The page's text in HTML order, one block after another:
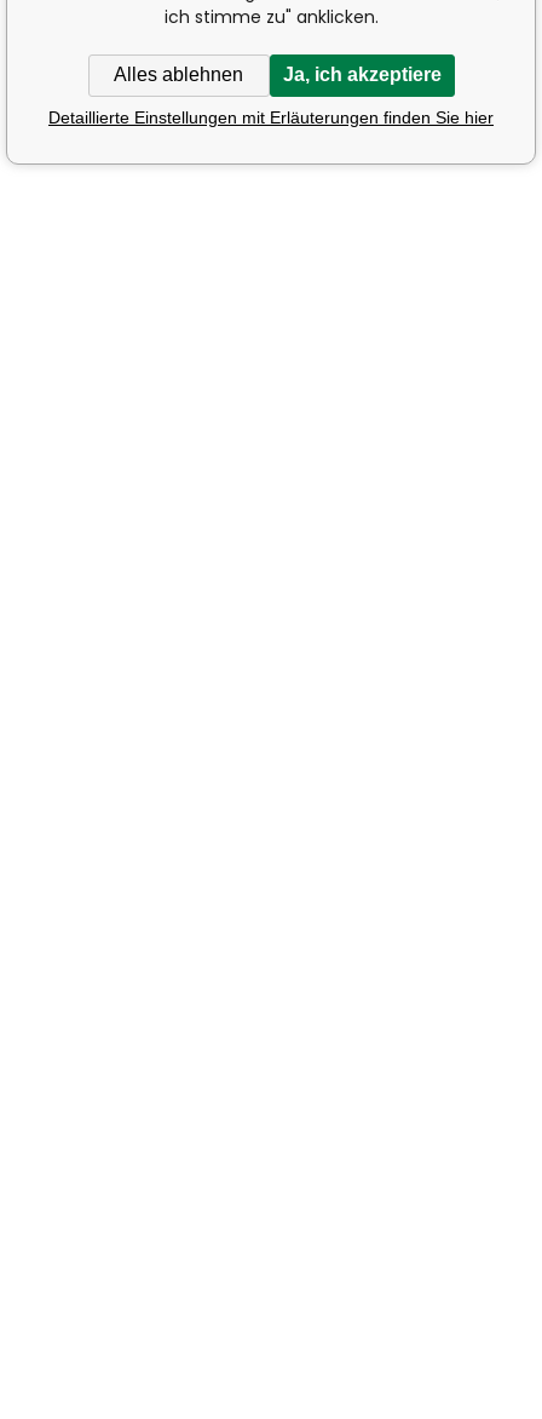
ich stimme zu" anklicken.
Alles ablehnen Ja, ich akzeptiere
Detaillierte Einstellungen mit Erläuterungen finden Sie hier